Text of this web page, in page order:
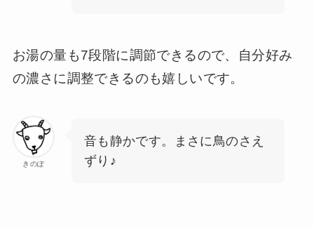
お湯の量も7段階に調節できるので、自分好み
の濃さに調整できるのも嬉しいです。
きのぽ
音も静かです。まさに鳥のさえ
ずり♪